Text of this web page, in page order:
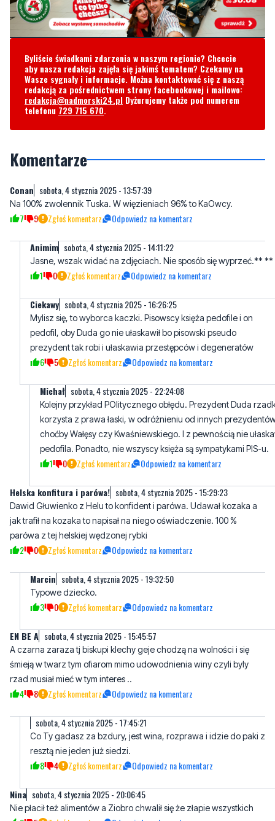
Byliście świadkami zdarzenia w naszym regionie? Chcecie
aby nasza redakcja zajęła się jakimś tematem? Czekamy na
Wasze sygnały i informacje. Można kontaktować się z naszą
redakcja@nadmorski24.plDyżurujemy także pod numerem
telefonu729 715 670.
Komentarze
Na 100% zwolennik Tuska. W więzieniach 96% to KaOwcy.
Animim sobota, 4 stycznia 2025 - 14:11:22
Jasne, wszak widać na zdjęciach. Nie sposób się wyprzeć.** **
Ciekawy sobota, 4 stycznia 2025 - 16:26:25
Mylisz się, to wyborca kaczki. Pisowscy księża pedofile i on
prezydent tak robi i ułaskawia przestępców i degeneratów
6 5 Zgłoś komentarz Odpowiedz na komentarz
Michał sobota, 4 stycznia 2025 - 22:24:08
Kolejny przykład POlitycznego obłędu. Prezydent Duda
choćby Wałęsy czy Kwaśniewskiego. I z pewnością nie
pedofila. Ponadto, nie wszyscy księża są sympatykami PIS-u.
1 0 Zgłoś komentarz Odpowiedz na komentarz
Helska konfitura i parówa! sobota, 4 stycznia 2025 - 15:29:23
Dawid Głuwienko z Helu to konfident i parówa. Udawał kozaka a
parówa z tej helskiej wędzonej rybki
2 0 Zgłoś komentarz Odpowiedz na komentarz
Marcin sobota, 4 stycznia 2025 - 19:32:50
Typowe dziecko.
EN BE A sobota, 4 stycznia 2025 - 15:45:57
A czarna zaraza tj biskupi klechy geje chodzą na wolności i się
rzad musiał mieć w tym interes ..
4 8 Zgłoś komentarz Odpowiedz na komentarz
sobota, 4 stycznia 2025 - 17:45:21
Co Ty gadasz za bzdury, jest wina, rozprawa i idzie do paki z
8 4 Zgłoś komentarz Odpowiedz na komentarz
sobota, 4 stycznia 2025 - 20:06:45
Nie płacił też alimentów a Ziobro chwalił się że złapie wszystkich
Arek niedziela, 5 stycznia 2025 - 02:48:22